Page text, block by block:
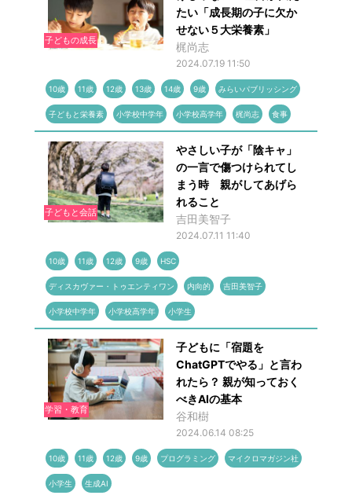
子どもの成長
たい「成長期の子に欠か
せない５大栄養素」
梶尚志
2024.07.19 11:50
10歳 11歳 12歳 13歳 14歳 9歳 みらいパブリッシング
子どもと栄養素 小学校中学年 小学校高学年 梶尚志 食事
子どもと会話
やさしい子が「陰キャ」
の一言で傷つけられてし
まう時 親がしてあげら
れること
吉田美智子
2024.07.11 11:40
10歳 11歳 12歳 9歳 HSC
ディスカヴァー・トゥエンティワン 内向的 吉田美智子
小学校中学年 小学校高学年 小学生
学習・教育
子どもに「宿題を
ChatGPTでやる」と言わ
れたら？ 親が知っておく
べきAIの基本
⾕和樹
2024.06.14 08:25
10歳 11歳 12歳 9歳 プログラミング マイクロマガジン社
小学生 生成AI